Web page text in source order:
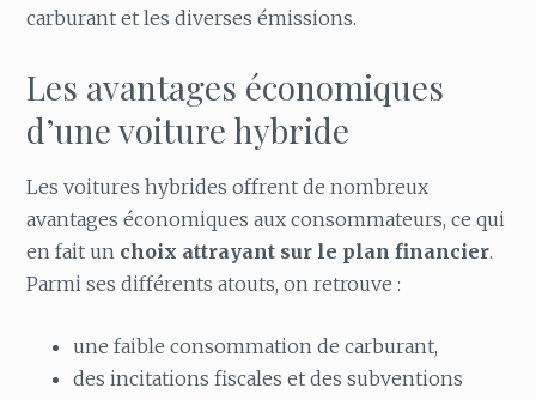
carburant et les diverses émissions.
Les avantages économiques
d’une voiture hybride
Les voitures hybrides offrent de nombreux
avantages économiques aux consommateurs, ce qui
en fait un choix attrayant sur le plan financier.
Parmi ses différents atouts, on retrouve :
une faible consommation de carburant,
des incitations fiscales et des subventions